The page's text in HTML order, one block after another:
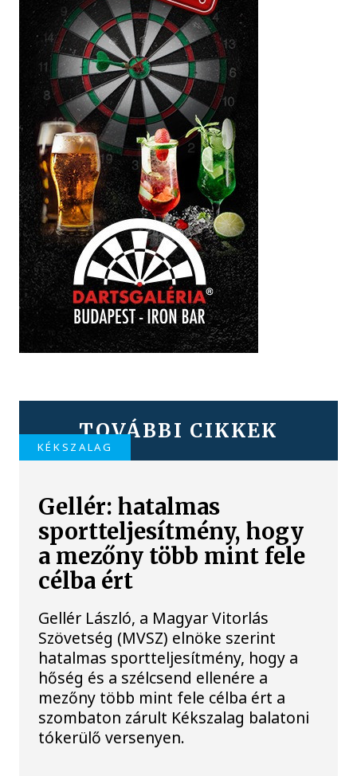
TOVÁBBI CIKKEK
KÉKSZALAG
Gellér: hatalmas
sportteljesítmény, hogy
a mezőny több mint fele
célba ért
Gellér László, a Magyar Vitorlás
Szövetség (MVSZ) elnöke szerint
hatalmas sportteljesítmény, hogy a
hőség és a szélcsend ellenére a
mezőny több mint fele célba ért a
szombaton zárult Kékszalag balatoni
tókerülő versenyen.